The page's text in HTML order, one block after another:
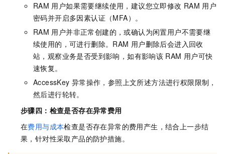
RAM 用户如果需要继续使用，建议您立即修改 RAM 用户
密码并开启多因素认证（MFA）。
RAM 用户并非正常创建的，或确认为闲置用户不需要继
续使用的，可进行删除。RAM 用户删除后会进入回收
站，观察业务是否受到影响，如有影响该 RAM 用户可快
速恢复。
AccessKey 异常操作，参照上文所述方法进行权限限制，
然后进行轮转。
步骤四：检查是否存在异常费用
在费用与成本检查是否存在异常的费用产生，结合上一步结
果，针对性采取产品的防护措施。